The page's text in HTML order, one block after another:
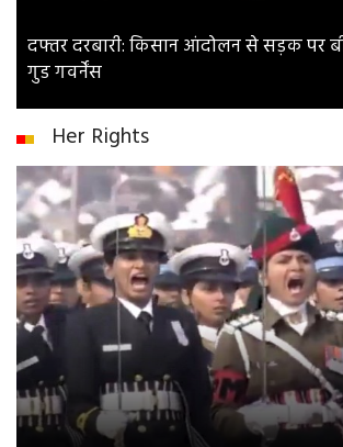
दफ्तर दरबारी: किसान आंदोलन से सड़क पर
गुड गवर्नेंस
Her Rights